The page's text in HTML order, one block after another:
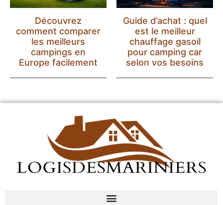
Découvrez
comment comparer
les meilleurs
campings en
Europe facilement
Guide d’achat : quel
est le meilleur
chauffage gasoil
pour camping car
selon vos besoins